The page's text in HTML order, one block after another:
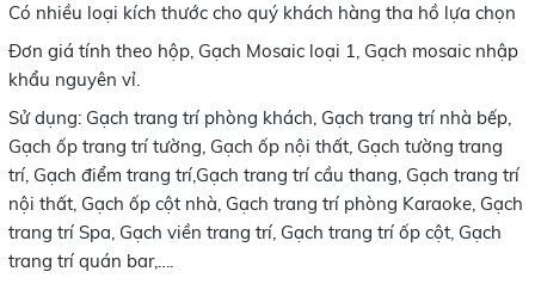
Có nhiều loại kích thước cho quý khách hàng tha hồ lựa chọn
Đơn giá tính theo hộp, Gạch Mosaic loại 1, Gạch mosaic nhập
khẩu nguyên vỉ.
Sử dụng: Gạch trang trí phòng khách, Gạch trang trí nhà bếp,
Gạch ốp trang trí tường, Gạch ốp nội thất, Gạch tường trang
trí, Gạch điểm trang trí,Gạch trang trí cầu thang, Gạch trang trí
nội thất, Gạch ốp cột nhà, Gạch trang trí phòng Karaoke, Gạch
trang trí Spa, Gạch viền trang trí, Gạch trang trí ốp cột, Gạch
trang trí quán bar,….